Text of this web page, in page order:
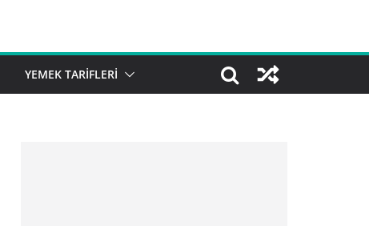
YEMEK TARIFLERI